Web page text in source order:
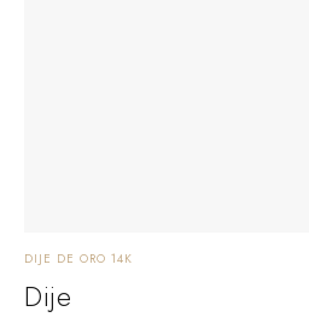
DIJE DE ORO 14K
Dije